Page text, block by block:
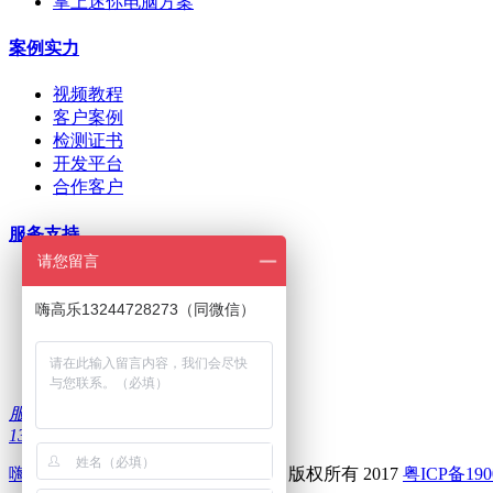
案例实力
视频教程
客户案例
检测证书
开发平台
合作客户
服务支持
在线下单
下载中心
服务热线：
13322986335
嗨高乐 --深圳前海高乐科技有限公司 版权所有 2017 粤ICP备
请您留言
嗨高乐13244728273（同微信）